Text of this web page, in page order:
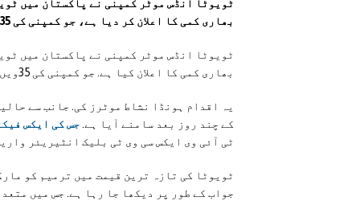
بھاری کمی کا اعلان کر دیا ہے، جو کمپنی کی 35ویں سالگرہ کی تقریبات کا حصہ ہے۔
بھاری کمی کا اعلان کیا ہے. جو کمپنی کی 35ویں سالگرہ کی تقریبات کا حصہ ہے۔
کے چند روز بعد سامنے آیا ہے. جس کی ایکس فیکٹری قیمت 64 لاکھ 49
ٹی آئی وی ایکس سی وی ٹی بلیک انٹیریئر
ٹویوٹا کی تازہ ترین قیمت میں ترمیم کو
جواب کے طور پر دیکھا جا رہا ہے. جس میں